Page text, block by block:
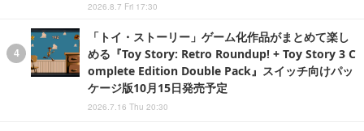
2026.8.7 Fri 17:30
「トイ・ストーリー」ゲーム化作品がまとめて楽し
める『Toy Story: Retro Roundup! + Toy Story 3 C
omplete Edition Double Pack』スイッチ向けパッ
ケージ版10月15日発売予定
2026.7.16 Thu 20:30